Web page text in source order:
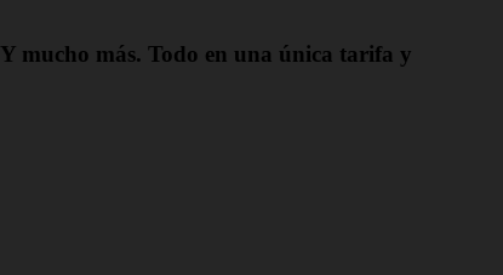
mucho más. Todo en una única tarifa y